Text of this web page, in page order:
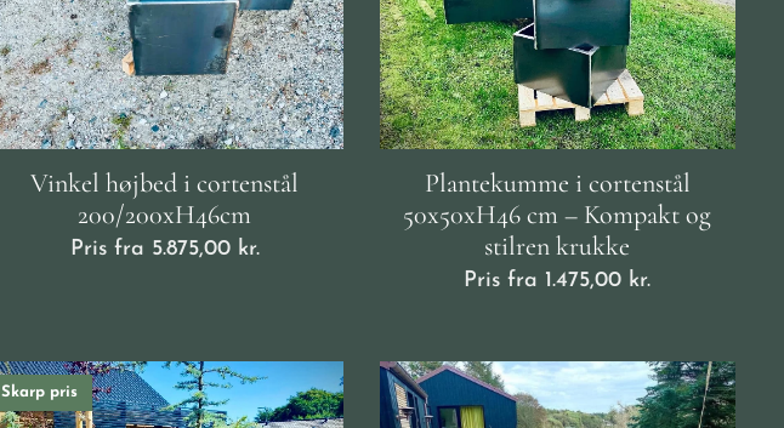
Vinkel højbed i cortenstål
200/200xH46cm
Pris fra 5.875,00kr.
Plantekumme i cortenstål
50x50xH46 cm – Kompakt og
stilren krukke
Pris fra 1.475,00 kr.
Skarp pris